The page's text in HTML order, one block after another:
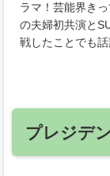
ラマ！芸能界き
の夫婦初共演と
戦したことでも話
プレジデ